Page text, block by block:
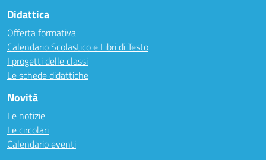
Didattica
Offerta formativa
Calendario Scolastico e Libri di Testo
I progetti delle classi
Le schede didattiche
Novità
Le notizie
Le circolari
Calendario eventi